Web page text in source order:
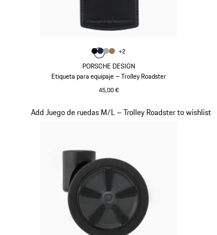
PORSCHE DESIGN
Etiqueta para equipaje – Trolley Roadster
45,00 €
Color
ColorNegro
Color Azul Oscuro
ColorGris
Color
+2
Add Juego de ruedas M/L – Trolley Roadster to wishlist
Diapositiva 18 de 20